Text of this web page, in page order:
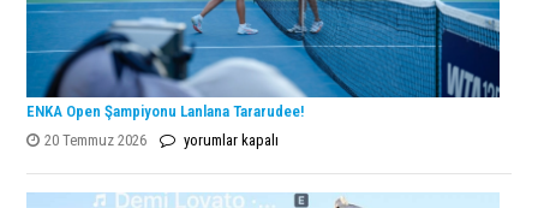
ENKA Open Şampiyonu Lanlana Tararudee!
20 Temmuz 2026
ENKA
Şampiyonu
yorumlar kapalı